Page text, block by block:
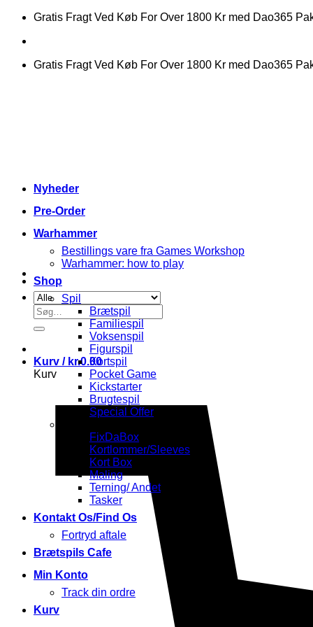
Fortsæt
indhold
Gratis Fragt Ved Køb For Over 1800 Kr med Dao365
Gratis Fragt Ved Køb For Over 1800 Kr med Dao365
Søg
efter:
Kurv / kr.0.00
Kurv
Nyheder
Pre-Order
Warhammer
Bestillings vare fra Games Workshop
Warhammer: how to play
Shop
Spil
Brætspil
Familiespil
Voksenspil
Figurspil
Kortspil
Pocket Game
Kickstarter
Brugtespil
Special Offer
FixDaBox
Kortlommer/Sleeves
Kort Box
Maling
Terning/ Andet
Tasker
Kontakt Os/Find Os
Fortryd aftale
Brætspils Cafe
Min Konto
Track din ordre
Kurv